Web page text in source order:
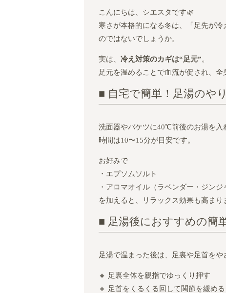
こんにちは、シエスタです🌿
寒さが本格的になる冬は、「足先が
のではないでしょうか。
実は、 冷え対策のカギは“足元”。
足元を温めることで血流が促され、全
■ 自宅で簡単！足湯のや
洗面器やバケツに40℃前後のお湯を入
時間は10〜15分が目安です。
お好みで
・エプソムソルト
・アロマオイル（ラベンダー・ジンジ
を加えると、リラックス効果も高まり
■ 足湯後におすすめの簡
足湯で温まった後は、足裏や足首をや
🔸 足裏全体を親指でゆっくり押す
🔸 足首をくるくる回して関節を緩める